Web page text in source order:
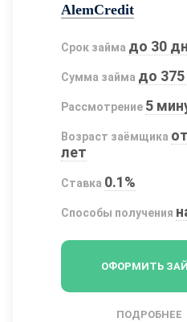
AlemCredit
Срок займа до 30
Сумма займа до 375
Рассмотрение 5
Возраст заёмщика
лет
Ставка 0.1%
Способы получения
ОФОРМИТЬ
ПОДРОБНЕЕ